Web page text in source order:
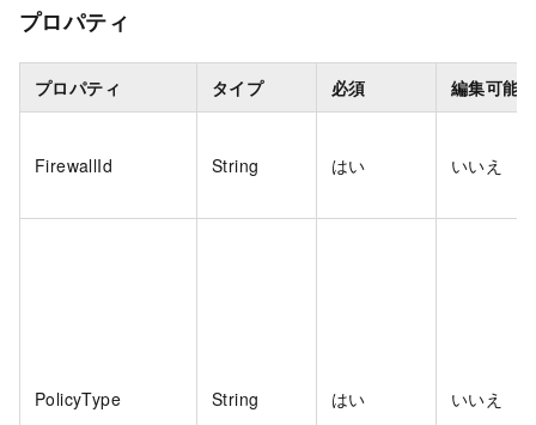
プロパティ
プロパティ タイプ 必須 編集可能
FirewallId String はい いいえ
PolicyType String はい いいえ